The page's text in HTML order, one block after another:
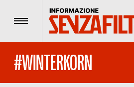
Menu
#WINTERKORN